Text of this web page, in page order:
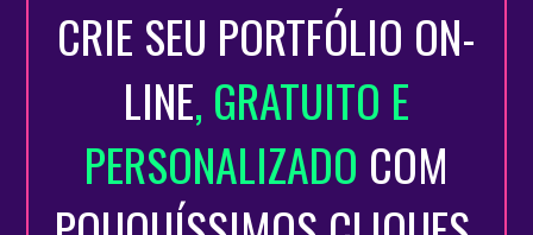
CRIE SEU PORTFÓLIO ON-
LINE, GRATUITO E
PERSONALIZADO COM